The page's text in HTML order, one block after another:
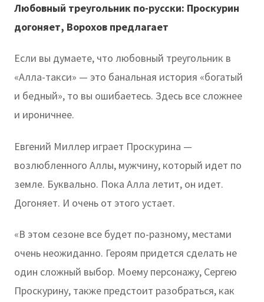
Любовный треугольник по-русски: Проскурин
догоняет, Ворохов предлагает
Если вы думаете, что любовный треугольник в
«Алла-такси» — это банальная история «богатый
и бедный», то вы ошибаетесь. Здесь все сложнее
и ироничнее.
Евгений Миллер играет Проскурина —
возлюбленного Аллы, мужчину, который идет по
земле. Буквально. Пока Алла летит, он идет.
Догоняет. И очень от этого устает.
«В этом сезоне все будет по-разному, местами
очень неожиданно. Героям придется сделать не
один сложный выбор. Моему персонажу, Сергею
Проскурину, также предстоит разобраться, как